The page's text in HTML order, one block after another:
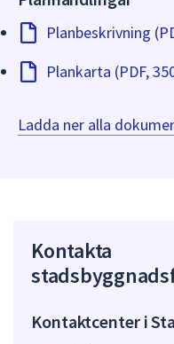
Planbeskrivning
Plankarta (PDF,
Ladda ner alla
Kontakta
Kontaktcenter i